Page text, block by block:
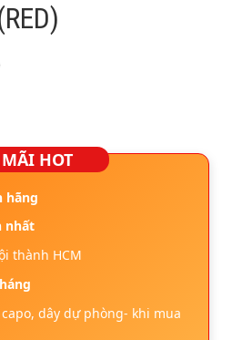
HOT
hãng
nhất
thành HCM
dây dự phòng- khi mua